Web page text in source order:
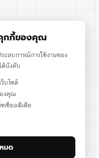
กกี้ของคุณ
ะสบการณ์การใช้งานของ
ด้บังคับ
บไซต์
องคุณ
เชียลมีเดีย
มด